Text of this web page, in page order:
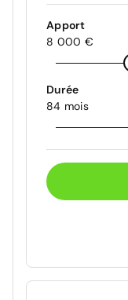
Apport
8 000 €
Durée
84 mois